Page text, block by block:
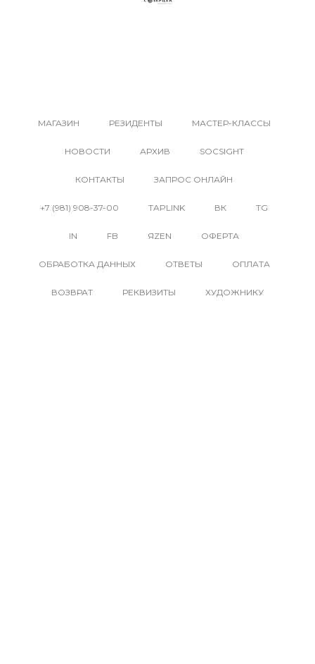
МАГАЗИН РЕЗИДЕНТЫ МАСТЕР-КЛАССЫ
НОВОСТИ АРХИВ SOCSIGHT
КОНТАКТЫ ЗАПРОС ОНЛАЙН
+7 (981) 908-37-00 TAPLINK ВК TG
IN FB ЯZEN ОФЕРТА
ОБРАБОТКА ДАННЫХ ОТВЕТЫ ОПЛАТА
ВОЗВРАТ РЕКВИЗИТЫ ХУДОЖНИКУ